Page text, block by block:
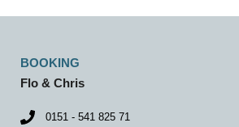
BOOKING
Flo & Chris
0151 - 541 825 71